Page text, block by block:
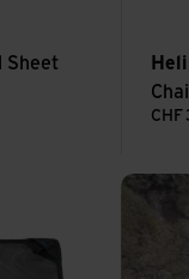
Sheet
CHF
Mehr